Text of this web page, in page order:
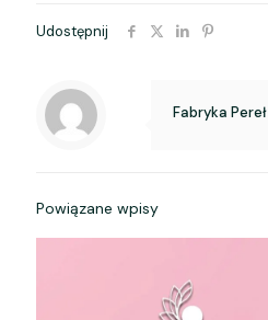
Udostępnij
Fabryka Pereł
Powiązane wpisy